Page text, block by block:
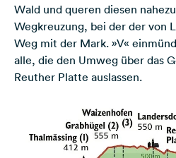
Wald und queren diesen
Wegkreuzung, bei der der von
Weg mit der Mark. »V«
alle, die den Umweg über das
Reuther Platte auslassen.